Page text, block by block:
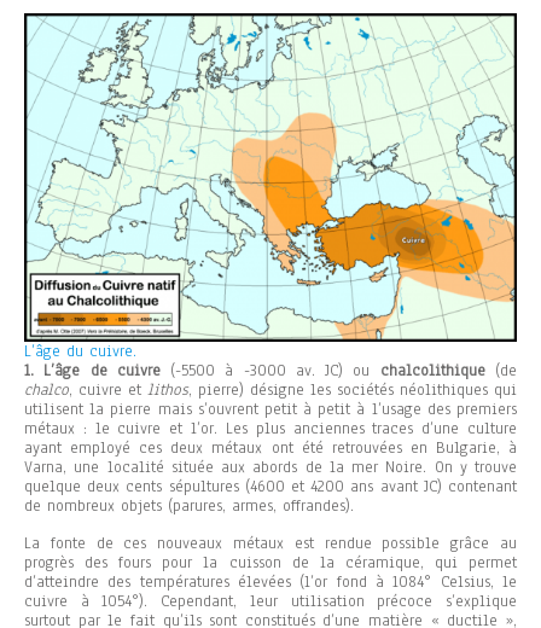
L’âge du cuivre.
1. L’âge de cuivre(-5500 à -3000 av. JC) ou chalcolithique(de
chalco, cuivre et lithos, pierre) désigne les sociétés néolithiques qui
utilisent la pierre mais s’ouvrent petit à petit à l’usage des premiers
métaux : le cuivre et l’or. Les plus anciennes traces d’une culture
ayant employé ces deux métaux ont été retrouvées en Bulgarie, à
Varna, une localité située aux abords de la mer Noire. On y trouve
quelque deux cents sépultures (4600 et 4200 ans avant JC) contenant
de nombreux objets (parures, armes, offrandes).
La fonte de ces nouveaux métaux est rendue possible grâce au
progrès des fours pour la cuisson de la céramique, qui permet
d’atteindre des températures élevées (l’or fond à 1084° Celsius, le
cuivre à 1054°). Cependant, leur utilisation précoce s’explique
surtout par le fait qu’ils sont constitués d’une matière « ductile »,